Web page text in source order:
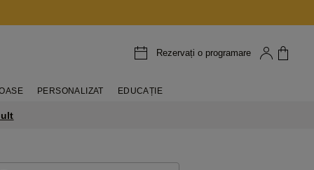
Rezervați o programare
PERSONALIZAT EDUCAȚIE